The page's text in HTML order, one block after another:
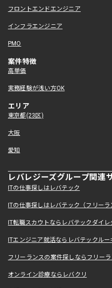
フロントエンドエンジニア
インフラエンジニア
PMO
案件特徴
高単価
実務経験が浅い方OK
エリア
東京都(23区)
大阪
愛知
レバレジーズグループ関連
ITの仕事探しはレバテック
ITの仕事探しはレバテック（フリーラ
IT転職スカウトならレバテックダイレ
ITエンジニア就活ならレバテックルー
フリーランスの案件探しならフリー
オンライン診療ならレバクリ